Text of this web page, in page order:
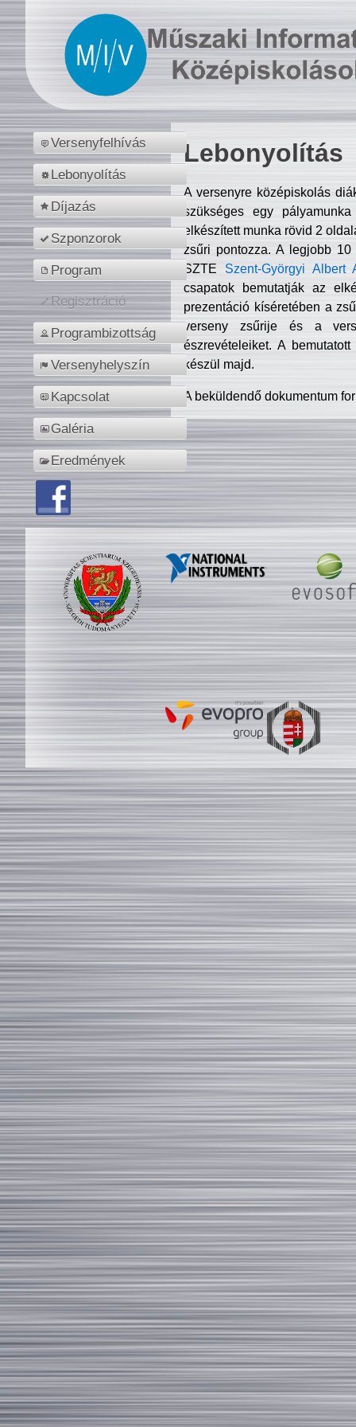
Versenyfelhívás
Lebonyolítás
Díjazás
Szponzorok
Program
Regisztráció
Programbizottság
Versenyhelyszín
Kapcsolat
Galéria
Eredmények
Lebonyolítás
A versenyre középiskolás
szükséges egy
elkészített munka rövid 2
zsűri pontozza. A legjobb
SZTE Szent-Györgyi Albert
csapatok bemutatják az
prezentáció kíséretében a
verseny zsűrije és a
észrevételeiket. A
készül majd.
A beküldendő dokumentum